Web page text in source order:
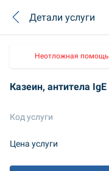
Детали услуги
Неотложная помощь
Казеин, антитела IgE
Код услуги
Цена услуги